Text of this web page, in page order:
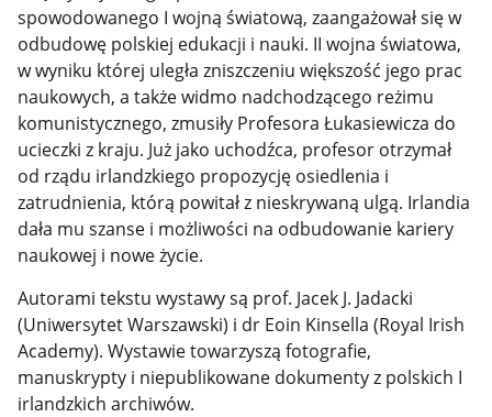
spowodowanego I wojną światową, zaangażował się w
odbudowę polskiej edukacji i nauki. II wojna światowa,
w wyniku której uległa zniszczeniu większość jego prac
naukowych, a także widmo nadchodzącego reżimu
komunistycznego, zmusiły Profesora Łukasiewicza do
ucieczki z kraju. Już jako uchodźca, profesor otrzymał
od rządu irlandzkiego propozycję osiedlenia i
zatrudnienia, którą powitał z nieskrywaną ulgą. Irlandia
dała mu szanse i możliwości na odbudowanie kariery
naukowej i nowe życie.
Autorami tekstu wystawy są prof. Jacek J. Jadacki
(Uniwersytet Warszawski) i dr Eoin Kinsella (Royal Irish
Academy). Wystawie towarzyszą fotografie,
manuskrypty i niepublikowane dokumenty z polskich I
irlandzkich archiwów.